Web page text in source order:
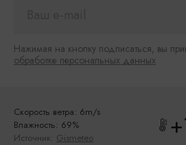
Нажимая на кнопку подписаться, вы
обработке персональных данных
Скорость ветра: 6m/s
Влажность: 69%
Источник: Gismeteo